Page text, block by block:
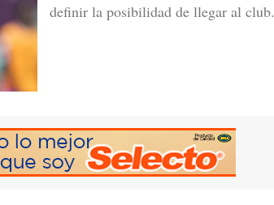
definir la posibilidad de llegar al club.